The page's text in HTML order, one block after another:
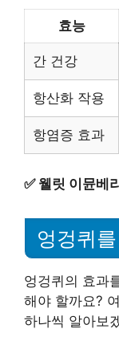
효능
간 건강
항산화 작용
항염증 효과
✅ 웰릿 이뮨베
엉겅퀴
엉겅퀴의 효과
해야 할까요?
하나씩 알아보